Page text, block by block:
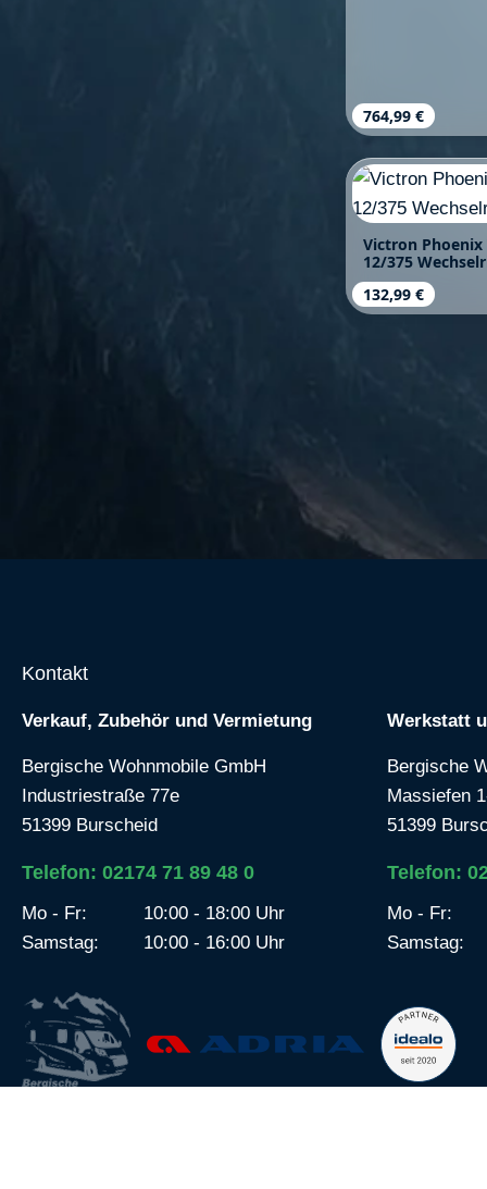
Regulärer
764,99 €
Victron Phoenix
12/375
Regulärer
132,99 €
Kontakt
Verkauf, Zubehör und Vermietung
Bergische Wohnmobile GmbH
Industriestraße 77e
51399 Burscheid
Telefon: 02174 71 89 48 0
Mo - Fr:
10:00 - 18:00 Uhr
Samstag:
10:00 - 16:00 Uhr
Werkstatt
Bergische
Massiefen
51399
Telefon:
Mo - Fr:
Samstag: